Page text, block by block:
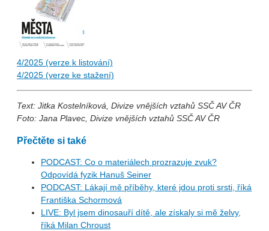
4/2025 (verze k listování)
4/2025 (verze ke stažení)
Text: Jitka Kostelníková, Divize vnějších vztahů SSČ AV ČR
Foto: Jana Plavec, Divize vnějších vztahů SSČ AV ČR
Přečtěte si také
PODCAST: Co o materiálech prozrazuje zvuk?
Odpovídá fyzik Hanuš Seiner
PODCAST: Lákají mě příběhy, které jdou proti srsti, říká
Františka Schormová
LIVE: Byl jsem dinosauří dítě, ale získaly si mě želvy,
říká Milan Chroust